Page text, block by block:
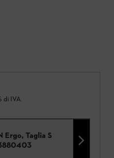
di IVA.
Ergo, Taglia S